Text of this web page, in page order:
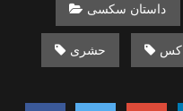
داستان سکسی
حشری کس